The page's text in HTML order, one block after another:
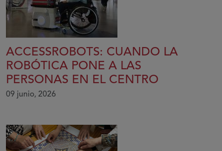
ACCESSROBOTS: CUANDO LA
ROBÓTICA PONE A LAS
PERSONAS EN EL CENTRO
09 junio, 2026